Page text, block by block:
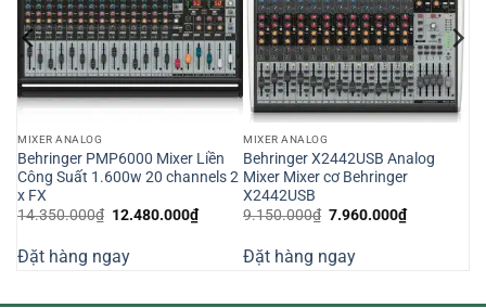
MIXER ANALOG
Behringer PMP6000 Mixer Liền
Công Suất 1.600w 20 channels 2
x FX
14.350.000₫ Giá
14.350.000₫.
12.480.000₫Giá
hiện
12.480.000₫.
Đặt hàng ngay
MIXER ANALOG
Behringer X2442USB Analog
Mixer Mixer cơ Behringer
X2442USB
9.150.000₫ Giá
9.150.000₫.
7.960.000₫Giá
hiện
Đặt hàng ngay